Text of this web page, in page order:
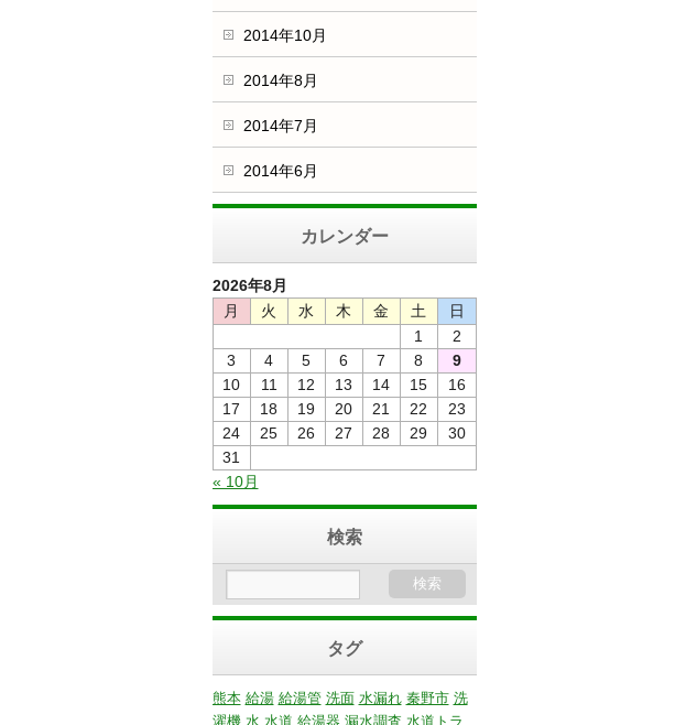
2014年10月
2014年8月
2014年7月
2014年6月
カレンダー
2026年8月
月
火 水 木 金 土
日
1
2
3
4 5 6 7 8
9
10
11 12 13 14 15
16
17
18 19 20 21 22
23
24
25 26 27 28 29
30
31
« 10月
検索
タグ
熊本 給湯 給湯管 洗面 水漏れ 秦野市 洗
濯機 水 水道 給湯器 漏水調査 水道トラ